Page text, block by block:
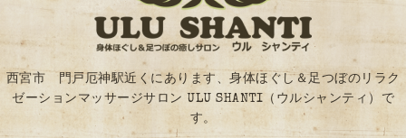
西宮市 門戸厄神駅近くにあります、身体ほぐし＆足つぼのリラク
ゼーションマッサージサロン ULU SHANTI（ウルシャンティ）で
す。